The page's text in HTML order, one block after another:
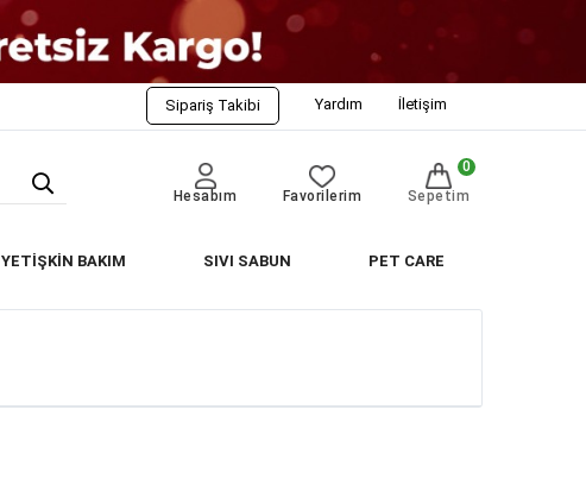
Sipariş Takibi Yardım İletişim
Hesabım Favorilerim Sepetim
0
YETİŞKİN BAKIM SIVI SABUN PET CARE